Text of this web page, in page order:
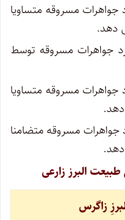
جواهرات مسروقه متساویا
دهد.
جواهرات مسروقه توسط
جواهرات مسروقه متساویا
جواهرات مسروقه متضامنا
زاگرس